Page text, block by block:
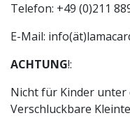
Telefon: +49 (0)211
E-Mail:
ACHTUNG!:
Nicht für Kinder unter
Verschluckbare